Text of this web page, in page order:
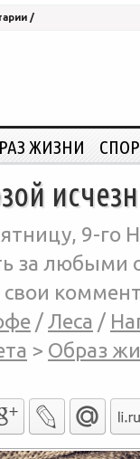
/
ЖИЗНИ
9-го
за любыми
свои
/ Леса /
> Образ